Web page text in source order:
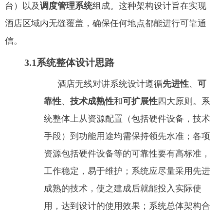
台）以及调度管理系统组成。这种架构设计旨在实现
酒店区域内无缝覆盖，确保任何地点都能进行可靠通
信。
3.1系统整体设计思路
酒店无线对讲系统设计遵循先进性、 可
靠性、 技术成熟性和可扩展性四大原则。系
统整体上从资源配置（包括硬件设备，技术
手段）到功能用途均需保持领先水准；各项
资源包括硬件设备等的可靠性要有高标准，
工作稳定，易于维护；系统应尽量采用先进
成熟的技术，使之建成后就能投入实际使
用，达到设计的使用效果；系统总体架构合